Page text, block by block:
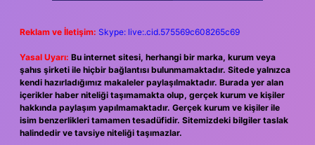
Reklam ve İletişim: Skype: live:.cid.575569c608265c69
Yasal Uyarı: Bu internet sitesi, herhangi bir marka, kurum veya
şahıs şirketi ile hiçbir bağlantısı bulunmamaktadır. Sitede yalnızca
kendi hazırladığımız makaleler paylaşılmaktadır. Burada yer alan
içerikler haber niteliği taşımamakta olup, gerçek kurum ve kişiler
hakkında paylaşım yapılmamaktadır. Gerçek kurum ve kişiler ile
isim benzerlikleri tamamen tesadüfidir. Sitemizdeki bilgiler taslak
halindedir ve tavsiye niteliği taşımazlar.